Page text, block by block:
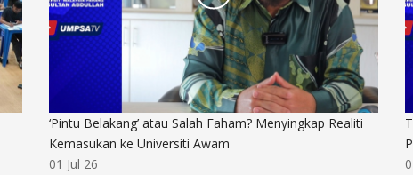
TNC Akademik UMPSA Tinjau Kesiapsiagaan
Peperiksaan Akhir Semester II Sesi 2025/2026
01 Jul 26